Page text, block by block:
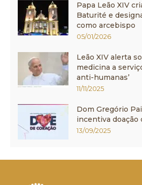
Papa Leão XIV
Baturité e
como arcebispo
05/01/2026
Leão XIV alerta
medicina a
anti-humanas’
11/11/2025
Dom Gregório
incentiva doação
13/09/2025